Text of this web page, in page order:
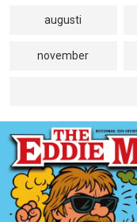
augusti
november